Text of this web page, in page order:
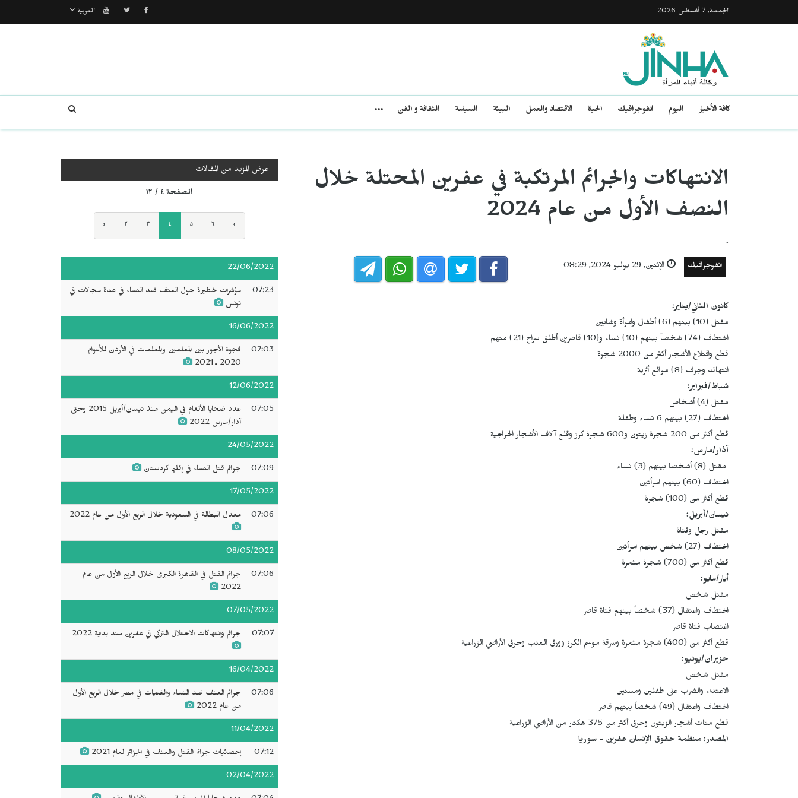
الجمعـة, 7 أغسطس 2026 العربية
كافة الأخبار اليوم انفوجرافيك الحياة الاقتصاد والعمل البيئة السياسة الثقافة و الفن
الانتهاكات والجرائم المرتكبة في عفرين المحتلة خلال
النصف الأول من عام 2024
.
انفوجرافيك الإثنين, 29 يوليو 2024, 08:29
كانون الثاني/يناير:
مقتل (10) بينهم (6) أطفال وامرأة وشابين
اختطاف (74) شخصاً بينهم (10) نساء و(10) قاصرين أطلق سراح (21) منهم
قطع واقتلاع الأشجار أكثر من 2000 شجرة
انتهاك وجرف (8) مواقع أثرية
شباط/فبراير:
مقتل (4) أشخاص
اختطاف (27) بينهم 6 نساء وطفلة
قطع أكثر من 200 شجرة زيتون و600 شجرة كرز وقلع آلاف الأشجار الحراجية
آذار/مارس:
مقتل (8) أشخصا بينهم (3) نساء
اختطاف (60) بينهم امرأتين
قطع أكثر من (100) شجرة
نيسان/أبريل:
مقتل رجل وفتاة
اختطاف (27) شخص بينهم امرأتين
قطع أكثر من (700) شجرة مثمرة
أيار/مايو:
مقتل شخص
اختطاف واعتقال (37) شخصاً بينهم فتاة قاصر
اغتصاب فتاة قاصر
قطع أكثر من (400) شجرة مثمرة وسرقة موسم الكرز وورق العنب وحرق الأراضي الزراعية
حزيران/يونيو:
مقتل شخص
الاعتداء والضرب على طفلين ومسنين
اختطاف واعتقال (49) شخصاً بينهم قاصر
قطع مئات أشجار الزيتون وحرق أكثر من 375 هكتار من الأراضي الزراعية
المصدر: منظمة حقوق الإنسان عفرين - سوريا
عرض المزيد من المقالات
الصفحة ٤ / ١٢
‹ ٢ ٣ ٤ ٥ ٦ ›
22/06/2022
07:23
مؤشرات خطيرة حول العنف ضد النساء في عدة مجالات في
تونس
16/06/2022
07:03
فجوة الأجور بين المعلمين والمعلمات في الأردن للأعوام
2020 ـ 2021
12/06/2022
07:05
عدد ضحايا الألغام في اليمن منذ نيسان/أبريل 2015 وحتى
آذار/مارس 2022
24/05/2022
07:09 جرائم قتل النساء في إقليم كردستان
17/05/2022
07:06 معدل البطالة في السعودية خلال الربع الأول من عام 2022
08/05/2022
07:06
جرائم القتل في القاهرة الكبرى خلال الربع الأول من عام
2022
07/05/2022
07:07 جرائم وانتهاكات الاحتلال التركي في عفرين منذ بداية 2022
16/04/2022
07:06
جرائم العنف ضد النساء والفتيات في مصر خلال الربع الأول
من عام 2022
11/04/2022
07:12 إحصائيات جرائم القتل والعنف في الجزائر لعام 2021
02/04/2022